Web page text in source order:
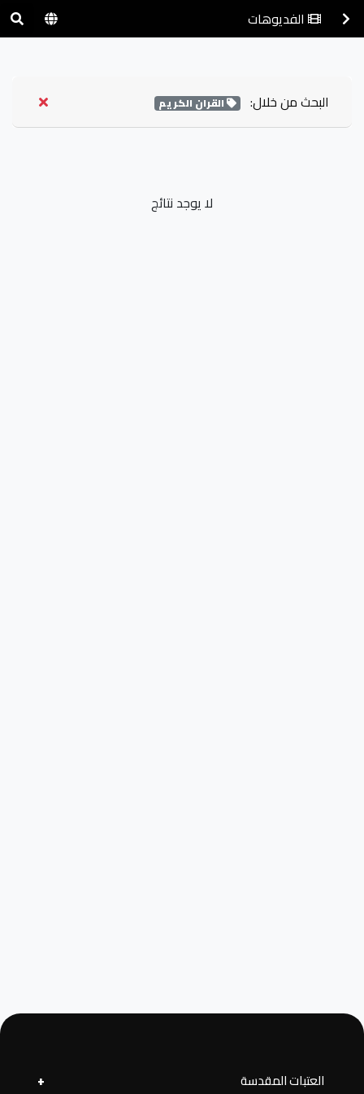
الفديوهات
البحث من خلال: القران الكريم
لا يوجد نتائج
العتبات المقدسة